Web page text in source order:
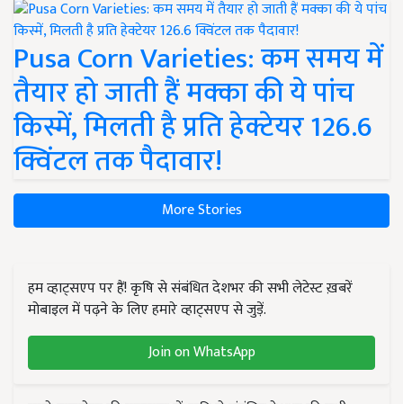
Pusa Corn Varieties: कम समय में
तैयार हो जाती हैं मक्का की ये पांच
किस्में, मिलती है प्रति हेक्टेयर 126.6
क्विंटल तक पैदावार!
More Stories
हम व्हाट्सएप पर हैं! कृषि से संबंधित देशभर की सभी लेटेस्ट ख़बरें
मोबाइल में पढ़ने के लिए हमारे व्हाट्सएप से जुड़ें.
Join on WhatsApp